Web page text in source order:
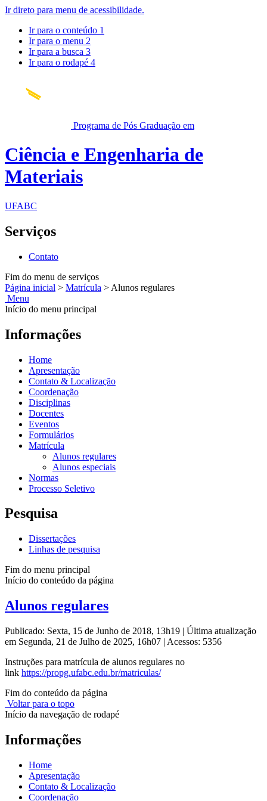
Ir direto para menu de acessibilidade.
Ir para o conteúdo 1
Ir para o menu 2
Ir para a busca 3
Ir para o rodapé 4
Programa de Pós Graduação em
Ciência e Engenharia de
Materiais
UFABC
Serviços
Contato
Fim do menu de serviços
Página inicial > Matrícula > Alunos regulares
Menu
Início do menu principal
Informações
Home
Apresentação
Contato & Localização
Coordenação
Disciplinas
Docentes
Eventos
Formulários
Matrícula
Alunos regulares
Alunos especiais
Normas
Processo Seletivo
Pesquisa
Dissertações
Linhas de pesquisa
Fim do menu principal
Início do conteúdo da página
Alunos regulares
Publicado: Sexta, 15 de Junho de 2018, 13h19 | Última atualização
em Segunda, 21 de Julho de 2025, 16h07 | Acessos: 5356
Instruções para matrícula de alunos regulares no
link https://propg.ufabc.edu.br/matriculas/
Fim do conteúdo da página
Voltar para o topo
Início da navegação de rodapé
Informações
Home
Apresentação
Contato & Localização
Coordenação